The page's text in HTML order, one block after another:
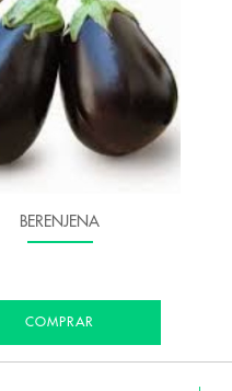
BERENJENA
COMPRAR